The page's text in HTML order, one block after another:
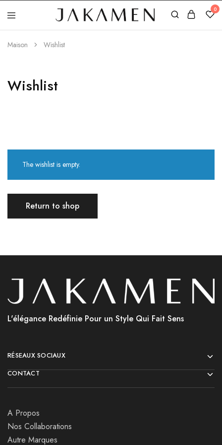
Jakamen
Algérie
0
Maison Wishlist
Wishlist
The wishlist is empty.
Return to shop
L'élégance Redéfinie Pour un Style Qui Fait Sens
RÉSEAUX SOCIAUX
CONTACT
A Propos
Nos Collaborations
Autre Marques